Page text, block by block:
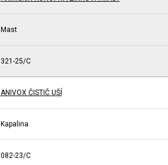
Mast
321-25/C
ANIVOX ČISTIČ UŠÍ
Kapalina
082-23/C